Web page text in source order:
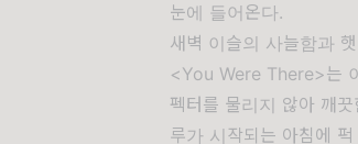
눈에 들어온다.
새벽 이슬의 사늘함과
<You Were There>는
펙터를 물리지 않아 깨
루가 시작되는 아침에